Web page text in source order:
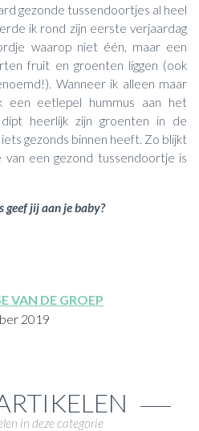
gezonde tussendoortjes al heel
ik rond zijn eerste verjaardag
waarop niet één, maar een
fruit en groenten liggen (ook
Wanneer ik alleen maar
een eetlepel hummus aan het
heerlijk zijn groenten in de
gezonds binnen heeft. Zo blijkt
een gezond tussendoortje is
geef jij aan je baby?
VAN DE GROEP
2019
in deze categorie